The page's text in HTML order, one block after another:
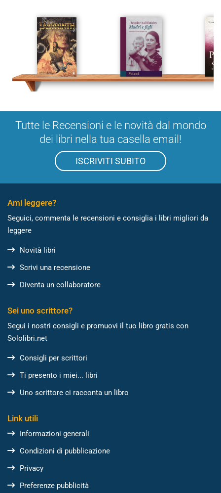
Tutte le Recensioni e le novità dal mondo
dei libri nella tua casella email!
ISCRIVITI SUBITO
Ami leggere?
Seguici, commenta le recensioni e consiglia i libri migliori da
leggere
Novità libri
Scrivi una recensione
Diventa un collaboratore
Sei uno scrittore?
Segui i nostri consigli e promuovi il tuo libro gratis con
Sololibri.net
Consigli per scrittori
Ti presento i miei... libri
Uno scrittore ci racconta un libro
Link utili
Informazioni generali
Condizioni di pubblicazione
Privacy
Preferenze pubblicità